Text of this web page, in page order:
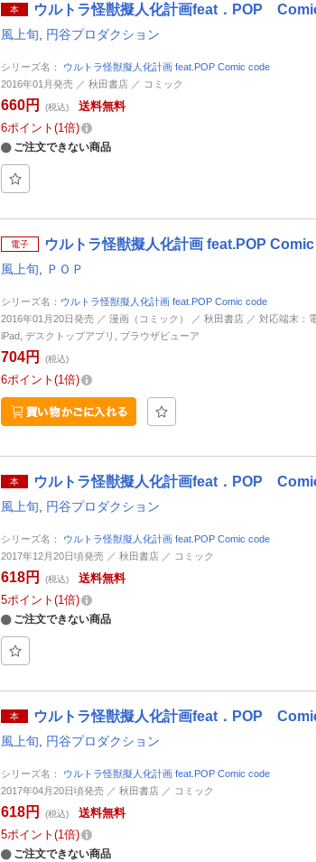
本 ウルトラ怪獣擬人化計画feat．POP
風上旬 円谷プロダクション
シリーズ名： ウルトラ怪獣擬人化計画 feat.POP Comic code
2016年01月発売 ／ 秋田書店 ／ コミック
660円 (税込)
送料無料
6ポイント 1倍
ご注文できない商品
電子 ウルトラ怪獣擬人化計画 feat.POP
風上旬 ＰＯＰ
シリーズ名： ウルトラ怪獣擬人化計画 feat.POP Comic code
2016年01月20日発売 ／ 漫画（コミック） ／ 秋田書店 ／ 対応端末：
iPad, デスクトップアプリ, ブラウザビューア
704円 (税込)
6ポイント 1倍
本 ウルトラ怪獣擬人化計画feat．POP
風上旬 円谷プロダクション
シリーズ名： ウルトラ怪獣擬人化計画 feat.POP Comic code
2017年12月20日頃発売 ／ 秋田書店 ／ コミック
618円 (税込)
送料無料
5ポイント 1倍
ご注文できない商品
本 ウルトラ怪獣擬人化計画feat．POP
風上旬 円谷プロダクション
シリーズ名： ウルトラ怪獣擬人化計画 feat.POP Comic code
2017年04月20日頃発売 ／ 秋田書店 ／ コミック
618円 (税込)
送料無料
5ポイント 1倍
ご注文できない商品